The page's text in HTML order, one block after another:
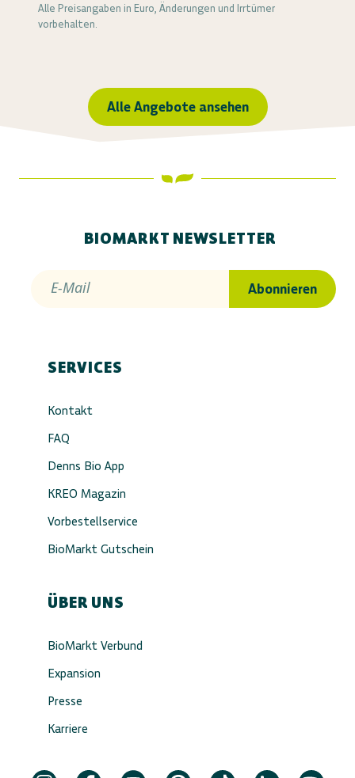
Alle Preisangaben in Euro, Änderungen und Irrtümer
vorbehalten.
Alle Angebote ansehen
BIOMARKT NEWSLETTER
E-Mail Abonnieren
SERVICES
Kontakt
FAQ
Denns Bio App
KREO Magazin
Vorbestellservice
BioMarkt Gutschein
ÜBER UNS
BioMarkt Verbund
Expansion
Presse
Karriere